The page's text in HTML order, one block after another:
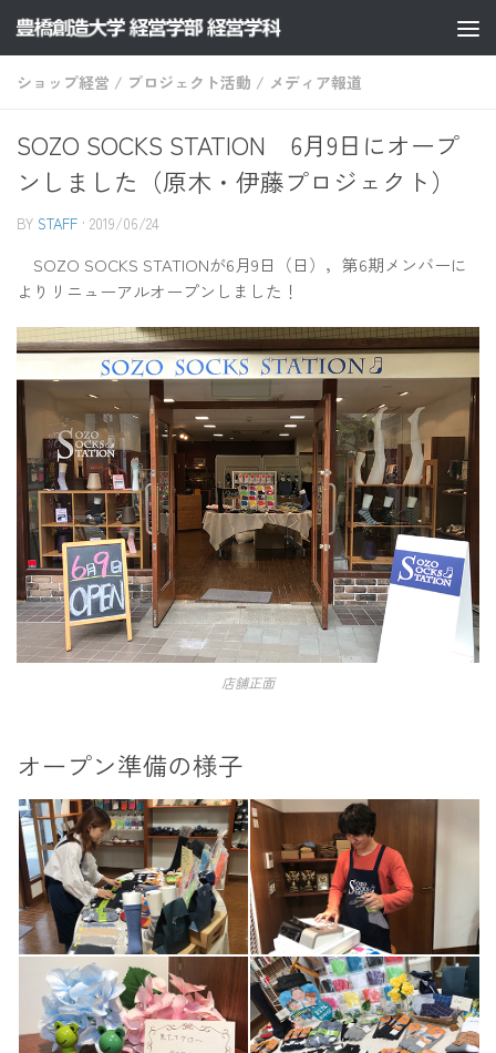
コンテンツへスキップ
ショップ経営 / プロジェクト活動 / メディア報道
SOZO SOCKS STATION 6月9日にオープ
ンしました（原木・伊藤プロジェクト）
BY STAFF · 2019/06/24
SOZO SOCKS STATIONが6月9日（日），第6期メンバーに
よりリニューアルオープンしました！
店舗正面
オープン準備の様子